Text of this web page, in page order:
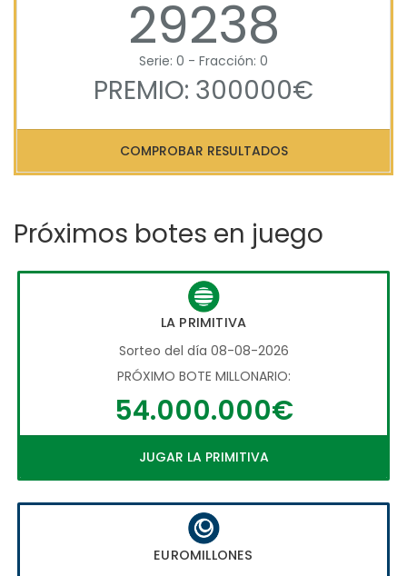
29238
Serie: 0 - Fracción: 0
PREMIO: 300000€
COMPROBAR RESULTADOS
Próximos botes en juego
LA PRIMITIVA
Sorteo del día 08-08-2026
PRÓXIMO BOTE MILLONARIO:
54.000.000€
JUGAR LA PRIMITIVA
EUROMILLONES